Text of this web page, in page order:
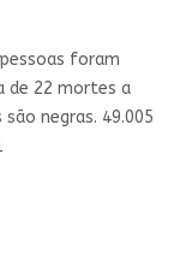
foram
de 22 mortes a
negras. 49.005